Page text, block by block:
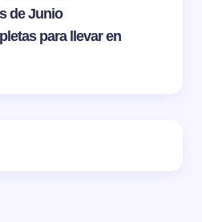
de Junio
para llevar en